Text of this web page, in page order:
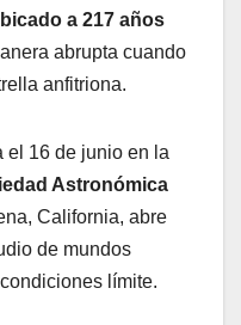
a 217 años
abrupta cuando
anfitriona.
el 16 de junio en la
Astronómica
California, abre
de mundos
límite.